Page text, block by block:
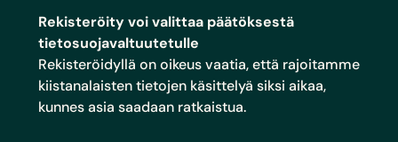
Rekisteröity voi valittaa päätöksestä
tietosuojavaltuutetulle
Rekisteröidyllä on oikeus vaatia, että rajoitamme
kiistanalaisten tietojen käsittelyä siksi aikaa,
kunnes asia saadaan ratkaistua.